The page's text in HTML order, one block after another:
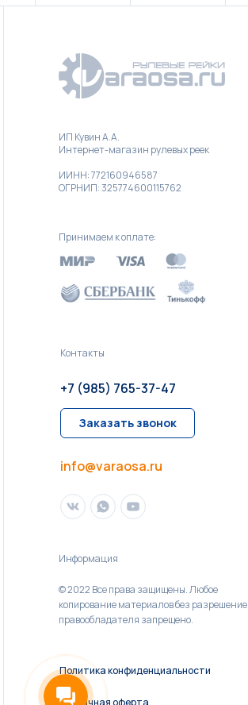
Принимаем к оплате:
Контакты
ИП Кувин А.А.
Интернет-магазин рулевых реек
ИИНН: 772160946587
ОГРНИП: 325774600115762
© 2022 Все права защищены. Любое
копирование материалов без разрешение
правообладателя запрещено.
Информация
info@varaosa.ru
+7 (985) 765-37-47
Заказать звонок
Политика конфиденциальности
Публичная оферта